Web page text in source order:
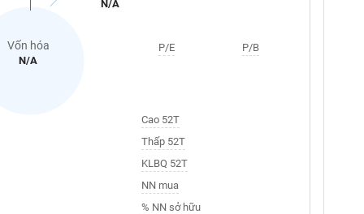
Vốn hóa
N/A
N/A
P/E P/B
Cao 52T
Thấp 52T
KLBQ 52T
NN mua
% NN sở hữu